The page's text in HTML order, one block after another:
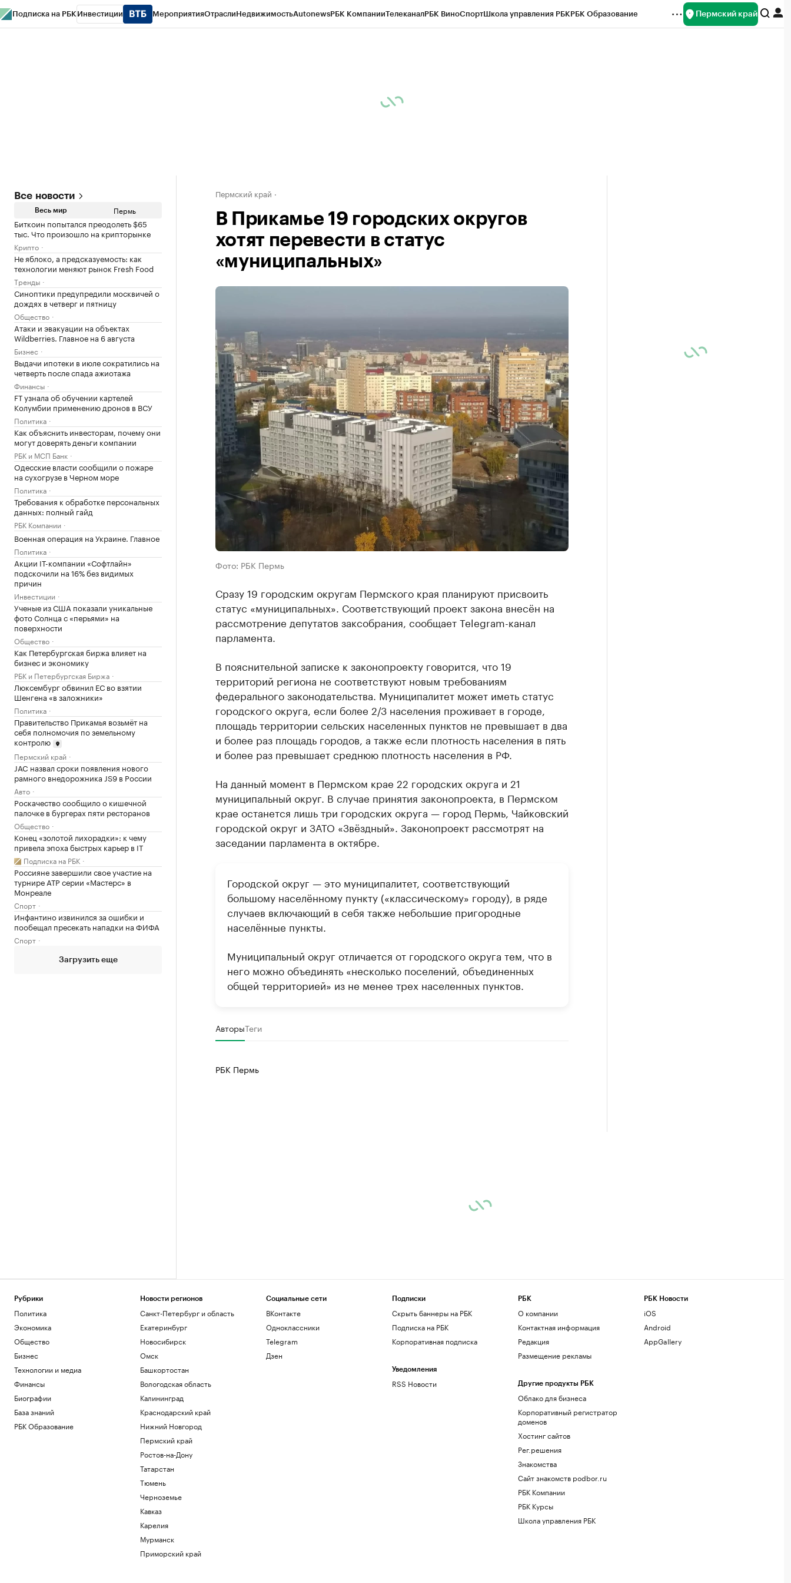
Подписка на РБК Инвестиции МероприятияОтраслиНедвижимостьAutonewsРБК КомпанииТелеканалРБК ВиноСпортШкола управления РБКРБК Образование Пермский край
Все новости
Весь мир Пермь
Биткоин попытался преодолеть $65
тыс. Что произошло на крипторынке
Крипто
Не яблоко, а предсказуемость: как
технологии меняют рынок Fresh Food
Тренды
Синоптики предупредили москвичей о
дождях в четверг и пятницу
Общество
Атаки и эвакуации на объектах
Wildberries. Главное на 6 августа
Бизнес
Выдачи ипотеки в июле сократились на
четверть после спада ажиотажа
Финансы
FT узнала об обучении картелей
Колумбии применению дронов в ВСУ
Политика
Как объяснить инвесторам, почему они
могут доверять деньги компании
РБК и МСП Банк
Одесские власти сообщили о пожаре
на сухогрузе в Черном море
Политика
Требования к обработке персональных
данных: полный гайд
РБК Компании
Военная операция на Украине. Главное
Политика
Акции IT-компании «Софтлайн»
подскочили на 16% без видимых
причин
Инвестиции
Ученые из США показали уникальные
фото Солнца с «перьями» на
поверхности
Общество
Как Петербургская биржа влияет на
бизнес и экономику
РБК и Петербургская Биржа
Люксембург обвинил ЕС во взятии
Шенгена «в заложники»
Политика
Правительство Прикамья возьмёт на
себя полномочия по земельному
контролю
Пермский край
JAC назвал сроки появления нового
рамного внедорожника JS9 в России
Авто
Роскачество сообщило о кишечной
палочке в бургерах пяти ресторанов
Общество
Конец «золотой лихорадки»: к чему
привела эпоха быстрых карьер в IT
Подписка на РБК
Россияне завершили свое участие на
турнире ATP серии «Мастерс» в
Монреале
Спорт
Инфантино извинился за ошибки и
пообещал пресекать нападки на ФИФА
Спорт
Загрузить еще
Пермский край
В Прикамье 19 городских округов
хотят перевести в статус
«муниципальных»
Фото: РБК Пермь
Сразу 19 городским округам Пермского края планируют присвоить
статус «муниципальных». Соответствующий проект закона внесён на
рассмотрение депутатов заксобрания, сообщает Telegram-канал
парламента.
В пояснительной записке к законопроекту говорится, что 19
территорий региона не соответствуют новым требованиям
федерального законодательства. Муниципалитет может иметь статус
городского округа, если более 2/3 населения проживает в городе,
площадь территории сельских населенных пунктов не превышает в два
и более раз площадь городов, а также если плотность населения в пять
и более раз превышает среднюю плотность населения в РФ.
На данный момент в Пермском крае 22 городских округа и 21
муниципальный округ. В случае принятия законопроекта, в Пермском
крае останется лишь три городских округа — город Пермь, Чайковский
городской округ и ЗАТО «Звёздный». Законопроект рассмотрят на
заседании парламента в октябре.
Городской округ — это муниципалитет, соответствующий
большому населённому пункту («классическому» городу), в ряде
случаев включающий в себя также небольшие пригородные
населённые пункты.
Муниципальный округ отличается от городского округа тем, что в
него можно объединять «несколько поселений, объединенных
общей территорией» из не менее трех населенных пунктов.
АвторыТеги
РБК Пермь
Рубрики
Политика
Экономика
Общество
Бизнес
Технологии и медиа
Финансы
Биографии
База знаний
РБК Образование
Новости регионов
Санкт-Петербург и область
Екатеринбург
Новосибирск
Омск
Башкортостан
Вологодская область
Калининград
Краснодарский край
Нижний Новгород
Пермский край
Ростов-на-Дону
Татарстан
Тюмень
Черноземье
Кавказ
Карелия
Мурманск
Приморский край
Социальные сети
ВКонтакте
Одноклассники
Telegram
Дзен
Подписки
Скрыть баннеры на РБК
Подписка на РБК
Корпоративная подписка
Уведомления
RSS Новости
РБК
О компании
Контактная информация
Редакция
Размещение рекламы
Другие продукты РБК
Облако для бизнеса
Корпоративный регистратор
доменов
Хостинг сайтов
Рег.решения
Знакомства
Сайт знакомств podbor.ru
РБК Компании
РБК Курсы
Школа управления РБК
РБК Новости
iOS
Android
AppGallery